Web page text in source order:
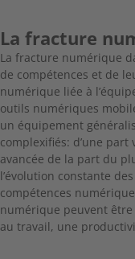
La fracture
La fracture numérique
de compétences et de
numérique liée à
outils numériques
un équipement
complexifiés: d’une
avancée de la part du
l’évolution constante
compétences
numérique peuvent
au travail, une